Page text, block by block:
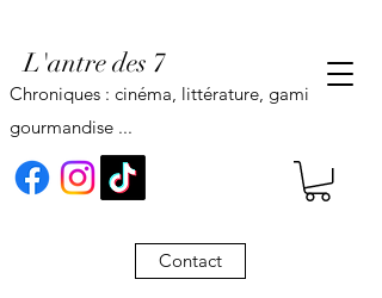
L'antre des 7
Contact
Chroniques : cinéma, littérature, gaming,
gourmandise ...